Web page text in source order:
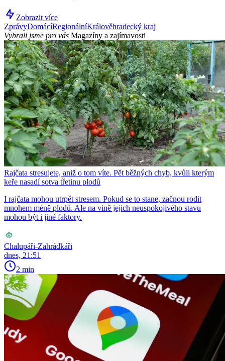
Zobrazit více
ZprávyDomácíRegionálníKrálověhradecký kraj
Vybrali jsme pro vás Magazíny a zajímavosti
Rajčata stresujete, aniž o tom víte. Pět běžných chyb, kvůli kterým
keře nasadí sotva třetinu plodů
I rajčata mohou utrpět stresem. Pokud se to stane, začnou rodit
mnohem méně plodů. Ale na vině jejich neuspokojivého stavu
mohou být i jiné faktory.
Chalupáři-Zahrádkáři
dnes, 21:51
2 min